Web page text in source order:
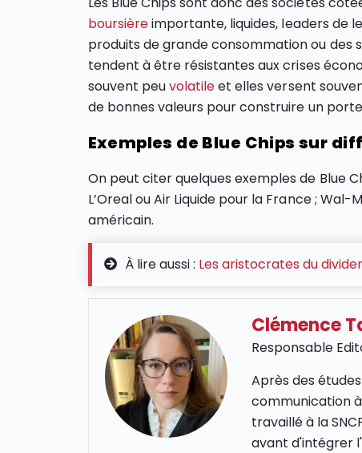
boursièreimportante, liquides, leaders de
produits de grande consommation ou des
tendent à être résistantes aux crises
souvent peuvolatileet elles versent
de bonnes valeurs pour construire un
Exemples de Blue Chips sur
On peut citer quelques exemples de Blue
L’Oreal ou Air Liquide pour la France ;
américain.
À lire aussi : Les aristocrates du
Clémence
Responsable
Après des
communication à
travaillé à la
avant d'intégrer